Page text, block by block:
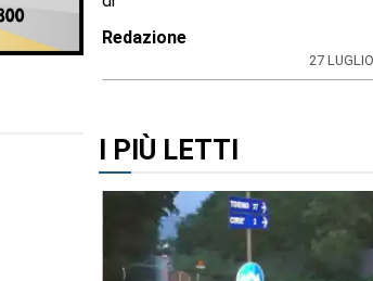
Redazione
27
I PIÙ LETTI